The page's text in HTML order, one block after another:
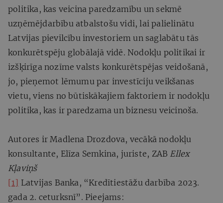
politika, kas veicina paredzamību un sekmē
uzņēmējdarbību atbalstošu vidi, lai palielinātu
Latvijas pievilcību investoriem un saglabātu tās
konkurētspēju globālajā vidē. Nodokļu politikai ir
izšķirīga nozīme valsts konkurētspējas veidošanā,
jo, pieņemot lēmumu par investīciju veikšanas
vietu, viens no būtiskākajiem faktoriem ir nodokļu
politika, kas ir paredzama un biznesu veicinoša.
Autores ir Madlena Drozdova, vecākā nodokļu
konsultante, Elīza Semkina, juriste, ZAB Ellex
Kļaviņš
[1] Latvijas Banka, “Kredītiestāžu darbība 2023.
gada 2. ceturksnī”. Pieejams: